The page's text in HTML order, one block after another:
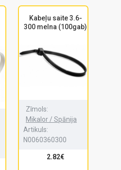
Kabeļu saite 3.6-
300 melna (100gab)
Zīmols:
Mikalor / Spānija
Artikuls:
N0060360300
2.82€